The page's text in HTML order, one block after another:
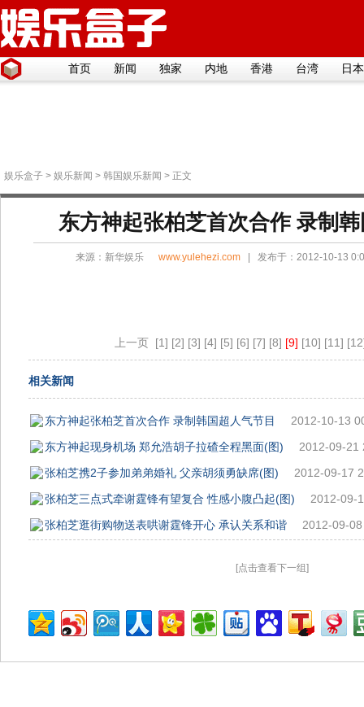
首页 新闻 独家 内地 香港 台湾 日本
娱乐盒子 > 娱乐新闻 > 韩国娱乐新闻 > 正文
东方神起张柏芝首次合作 录制
来源： 新华娱乐 www.yulehezi.com| 发布于：2012-10-13
上一页 [1] [2] [3] [4] [5] [6] [7] [8] [9] [10] [11]
相关新闻
东方神起张柏芝首次合作 录制韩国超人气节目
2012-10-13
东方神起现身机场 郑允浩胡子拉碴全程黑面(图)
2012-09-21
张柏芝携2子参加弟弟婚礼 父亲胡须勇缺席(图)
2012-09-17
张柏芝三点式牵谢霆锋有望复合 性感小腹凸起(图)
2012-09-
张柏芝逛街购物送表哄谢霆锋开心 承认关系和谐
2012-09-
[点击查看下一组]